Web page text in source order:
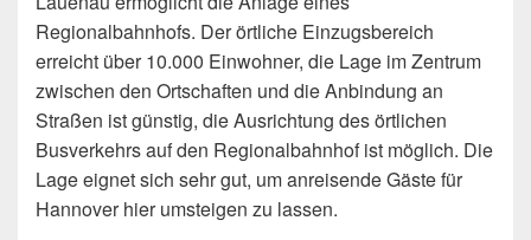
Regionalbahnhofs. Der örtliche Einzugsbereich
erreicht über 10.000 Einwohner, die Lage im Zentrum
zwischen den Ortschaften und die Anbindung an
Straßen ist günstig, die Ausrichtung des örtlichen
Busverkehrs auf den Regionalbahnhof ist möglich. Die
Lage eignet sich sehr gut, um anreisende Gäste für
Hannover hier umsteigen zu lassen.